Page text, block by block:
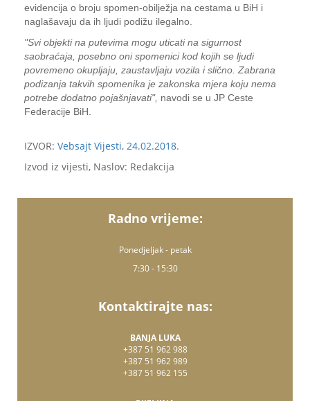
evidencija o broju spomen-obilježja na cestama u BiH i
naglašavaju da ih ljudi podižu ilegalno.
"Svi objekti na putevima mogu uticati na sigurnost
saobraćaja, posebno oni spomenici kod kojih se ljudi
povremeno okupljaju, zaustavljaju vozila i slično. Zabrana
podizanja takvih spomenika je zakonska mjera koju nema
potrebe dodatno pojašnjavati", navodi se u JP Ceste
Federacije BiH.
IZVOR: Vebsajt Vijesti, 24.02.2018.
Izvod iz vijesti, Naslov: Redakcija
Radno vrijeme:
Ponedjeljak - petak
7:30 - 15:30
Kontaktirajte nas:
BANJA LUKA
+387 51 962 988
+387 51 962 989
+387 51 962 155